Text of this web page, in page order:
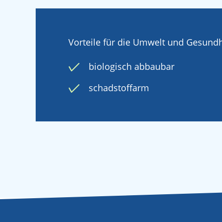
Vorteile für die Umwelt und
biologisch abbaubar
schadstoffarm